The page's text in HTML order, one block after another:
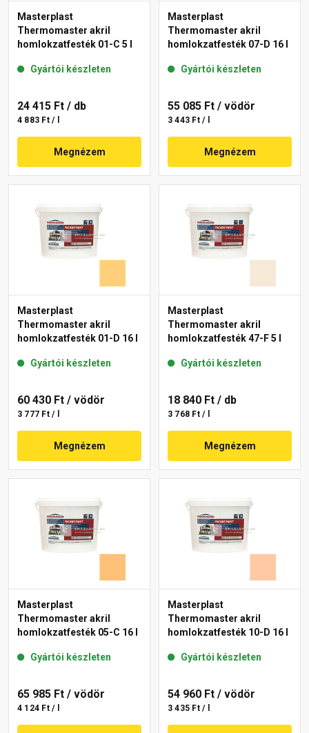
Masterplast
Thermomaster akril
homlokzatfesték 01-C 5 l
Gyártói készleten
24 415 Ft / db
4 883 Ft / l
Megnézem
Masterplast
Thermomaster akril
homlokzatfesték 07-D 16 l
Gyártói készleten
55 085 Ft / vödör
3 443 Ft / l
Megnézem
Masterplast
Thermomaster akril
homlokzatfesték 01-D 16 l
Gyártói készleten
60 430 Ft / vödör
3 777 Ft / l
Megnézem
Masterplast
Thermomaster akril
homlokzatfesték 47-F 5 l
Gyártói készleten
18 840 Ft / db
3 768 Ft / l
Megnézem
Masterplast
Thermomaster akril
homlokzatfesték 05-C 16 l
Gyártói készleten
65 985 Ft / vödör
4 124 Ft / l
Masterplast
Thermomaster akril
homlokzatfesték 10-D 16 l
Gyártói készleten
54 960 Ft / vödör
3 435 Ft / l